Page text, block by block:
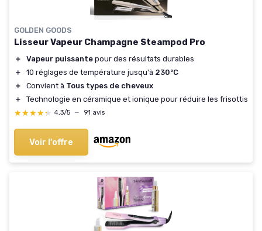
GOLDEN GOODS
Lisseur Vapeur Champagne Steampod Pro
＋ Vapeur puissante pour des résultats durables
＋
10 réglages de température jusqu'à 230ºC
＋
Convient à Tous types de cheveux
＋
Technologie en céramique et ionique pour réduire les frisottis
★★★★★
★★★★★ 4,3/5 — 91 avis
Voir l'offre